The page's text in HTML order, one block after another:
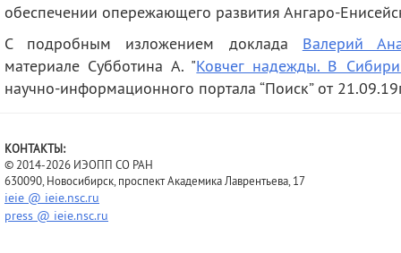
обеспечении опережающего развития Ангаро-
С подробным изложением доклада Валерий
материале Субботина А. "Ковчег надежды. В
научно-информационного портала “Поиск” от
КОНТАКТЫ:
© 2014-2026 ИЭОПП СО РАН
630090, Новосибирск, проспект Академика Лаврентьева, 17
ieie @ ieie.nsc.ru
press @ ieie.nsc.ru